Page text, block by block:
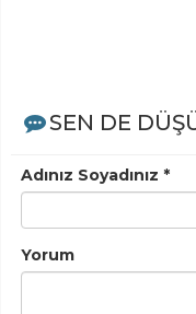
SEN DE
Adınız Soyadınız *
Yorum